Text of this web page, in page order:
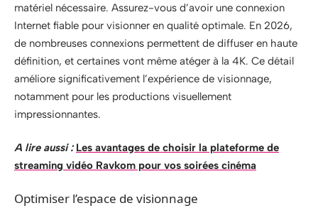
matériel nécessaire. Assurez-vous d’avoir une connexion
Internet fiable pour visionner en qualité optimale. En 2026,
de nombreuses connexions permettent de diffuser en haute
définition, et certaines vont même atéger à la 4K. Ce détail
améliore significativement l’expérience de visionnage,
notamment pour les productions visuellement
impressionnantes.
A lire aussi : Les avantages de choisir la plateforme de
streaming vidéo Ravkom pour vos soirées cinéma
Optimiser l’espace de visionnage